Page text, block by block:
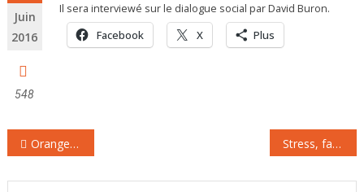
Juin
2016
548
Il sera interviewé sur le dialogue social par David Buron.
Facebook X Plus
Navigation
de
l’article
Orange : l’Etat entend rester un des principaux actionnaires Stress, fatigue, burn-out : D’où vient notre malaise au travail?